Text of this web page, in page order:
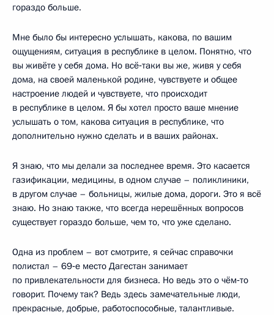
гораздо больше.
Мне было бы интересно услышать, какова, по вашим
ощущениям, ситуация в республике в целом. Понятно, что
вы живёте у себя дома. Но всё‑таки вы же, живя у себя
дома, на своей маленькой родине, чувствуете и общее
настроение людей и чувствуете, что происходит
в республике в целом. Я бы хотел просто ваше мнение
услышать о том, какова ситуация в республике, что
дополнительно нужно сделать и в ваших районах.
Я знаю, что мы делали за последнее время. Это касается
газификации, медицины, в одном случае – поликлиники,
в другом случае – больницы, жилые дома, дороги. Это я всё
знаю. Но знаю также, что всегда нерешённых вопросов
существует гораздо больше, чем то, что уже сделано.
Одна из проблем – вот смотрите, я сейчас справочки
полистал – 69‑е место Дагестан занимает
по привлекательности для бизнеса. Но ведь это о чём‑то
говорит. Почему так? Ведь здесь замечательные люди,
прекрасные, добрые, работоспособные, талантливые.